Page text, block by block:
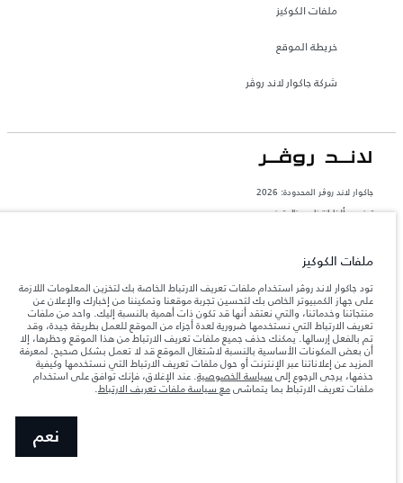
ملفات الكوكيز
خريطة الموقع
شركة جاكوار لاند روڤر
جاكوار لاند روڨر المحدودة: 2026
تونس, ألفا انترناسيونال تونس
والحد الأقصى لأحمال المحور عند تحميل السيارة بالإكسسوارات والركاب والسوائل والوقود
المعلومات والمواصفات والأسعار والألوان المذكورة على هذا الموقع قد تختلف من بلد إلى
آخر، كما أنّها قد تتغير بدون إشعار مسبق. الرجاء التواصل مع وكيلنا المحلي للتأكد من توفّرها
والتحقق من الأسعار.
ملاحظة مهمة حول الصور والمواصفات. إن النقص العالمي في أشباه الموصلات يؤثر حاليًا
في مواصفات تصميم السيارات وتوفر الخيارات وتوقيتات التصاميم. هذا ظرف ديناميكي
للغاية، ونتيجة لذلك، قد لا تمثّل الصور المستخدَمة ضمن موقع الويب حاليًا المواصفات الحالية
بالكامل بالنسبة إلى الميزات والخيارات والحلية ومجموعات الألوان. يرجى استشارة وكيلك الذي
يتباين استهلك الوقود الفعلي للمركبة عن ذلك المتحقق في تلك الاختبارات كما أن هذه
ملفات الكوكيز
تود جاكوار لاند روڤر استخدام ملفات تعريف الارتباط الخاصة بك لتخزين المعلومات اللازمة
على جهاز الكمبيوتر الخاص بك لتحسين تجربة موقعنا وتمكيننا من إخبارك والإعلان عن
منتجاتنا وخدماتنا، والتي نعتقد أنها قد تكون ذات أهمية بالنسبة إليك. واحد من ملفات
تعريف الارتباط التي نستخدمها ضرورية لعدة أجزاء من الموقع للعمل بطريقة جيدة، وقد
تم بالفعل إرسالها. يمكنك حذف جميع ملفات تعريف الارتباط من هذا الموقع وحظرها، إلا
أن بعض المكونات الأساسية بالنسبة لاشتغال الموقع قد لا تعمل بشكل صحيح. لمعرفة
المزيد عن إعلاناتنا عبر الإنترنت أو حول ملفات تعريف الارتباط التي نستخدمها وكيفية
حذفها، يرجى الرجوع إلى سياسة الخصوصية. عند الإغلاق، فإنك توافق على استخدام
ملفات تعريف الارتباط بما يتماشىمع سياسة ملفات تعريف الارتباط.
نعم